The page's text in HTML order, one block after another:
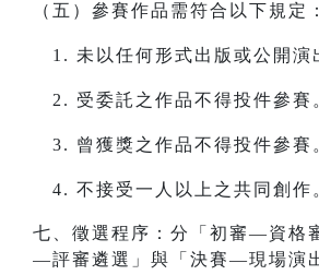
（五）參賽作品需符合以下規定：
未以任何形式出版或公開演
受委託之作品不得投件參賽
曾獲獎之作品不得投件參賽
不接受一人以上之共同創作
七、徵選程序：分「初審—資格
—評審遴選」與「決賽—現場演